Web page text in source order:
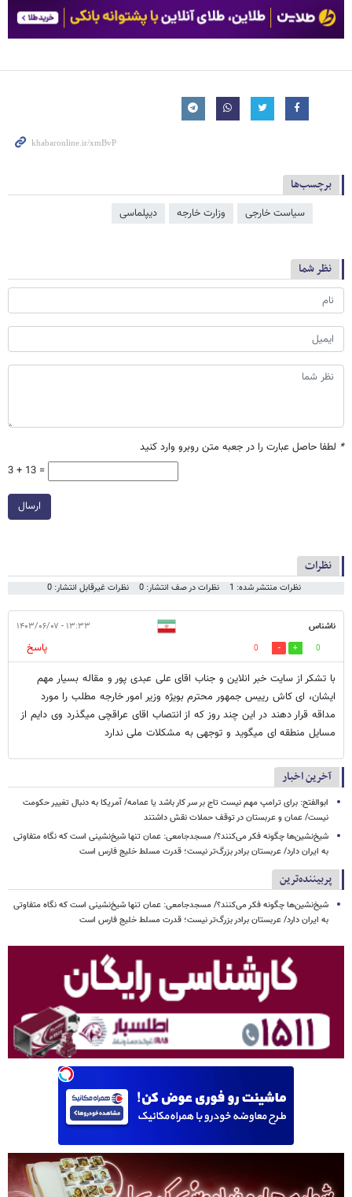
برچسب‌ها
سیاست خارجی وزارت خارجه دیپلماسی
نظر شما
* لطفا حاصل عبارت را در جعبه متن روبرو وارد کنید
3 + 13 =
ارسال
نظرات
نظرات منتشر شده: 1 نظرات در صف انتشار: 0 نظرات غیرقابل انتشار: 0
ناشناس ۱۳:۳۳ - ۱۴۰۳/۰۶/۰۷
0
0
پاسخ
با تشکر از سایت خبر انلاین و جناب اقای علی عبدی پور و مقاله بسیار مهم
ایشان، ای کاش رییس جمهور محترم بویژه وزیر امور خارجه مطلب را مورد
مداقه قرار دهند در این چند روز که از انتصاب اقای عراقچی میگذرد وی دایم از
مسایل منطقه ای میگوید و توجهی به مشکلات ملی ندارد
آخرین اخبار
ابوالفتح: برای ترامپ مهم نیست تاج بر سر کار باشد یا عمامه/ آمریکا به دنبال تغییر حکومت
نیست/ عمان و عربستان در توقف حملات نقش داشتند
شیخ‌نشین‌ها چگونه فکر می‌کنند؟/ مسجدجامعی: عمان تنها شیخ‌نشینی است که نگاه متفاوتی
به ایران دارد/ عربستان برادر بزرگ‌تر نیست؛ قدرت مسلط خلیج فارس است
پربیننده‌ترین
شیخ‌نشین‌ها چگونه فکر می‌کنند؟/ مسجدجامعی: عمان تنها شیخ‌نشینی است که نگاه متفاوتی
به ایران دارد/ عربستان برادر بزرگ‌تر نیست؛ قدرت مسلط خلیج فارس است